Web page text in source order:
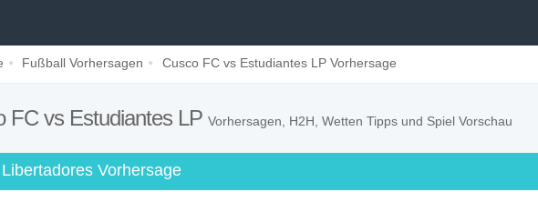
Fußball Vorhersagen Cusco FC vs Estudiantes LP Vorhersage
FC vs Estudiantes LP Vorhersagen, H2H, Wetten Tipps und Spiel Vorschau
Vorhersage